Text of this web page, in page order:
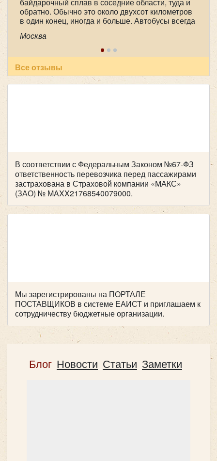
обратно. Обычно это около двухсот километров
в один конец, иногда и больше. Автобусы всегда
большими багажными отделениями. А главное,
это опытные, доброжелательные, пунктуальные
и ответственные водители. В этот раз это были
Александр Александрович Чорный и Юрий
Анатольевич Арефьев. Спасибо большое им и
всему коллективу компании!
Москва
Все отзывы
В соответствии с Федеральным Законом №67-ФЗ
ответственность перевозчика перед пассажирами
застрахована в Страховой компании «МАКС»
(ЗАО) № MAXX21768540079000.
Мы зарегистрированы на ПОРТАЛЕ
ПОСТАВЩИКОВ в системе ЕАИСТ и приглашаем к
сотрудничеству бюджетные организации.
графику) позволяют заранее планировать маршруты,
согласовывать точки посадки и создавать
комфортные условия для всех участников.
HIGER KLQ6885 31 место
Количество мест:8
Цена от:1600 руб/час
1700 руб/час
Mercedes Sprinter 907 (люкс)
Блог Новости Статьи Заметки